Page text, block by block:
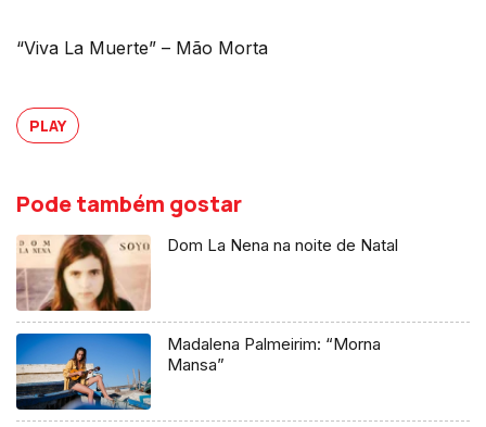
“Viva La Muerte” – Mão Morta
PLAY
Pode também gostar
Dom La Nena na noite de Natal
Madalena Palmeirim: “Morna
Mansa”